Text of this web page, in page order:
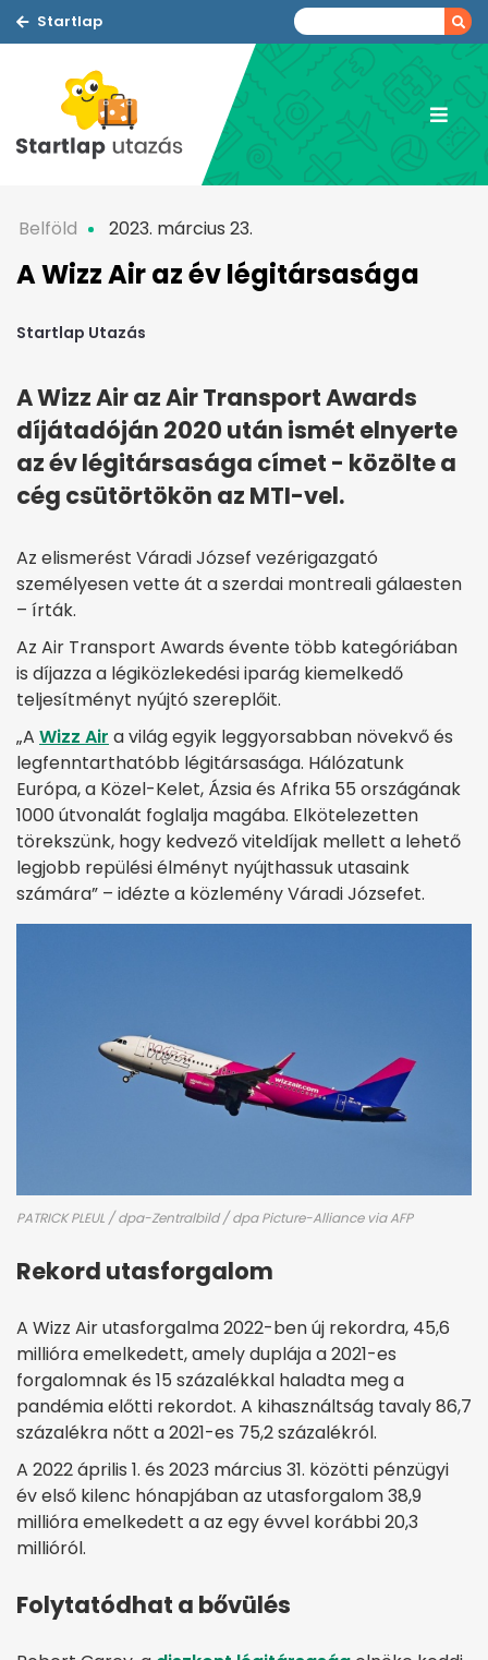
Startlap
Belföld 2023. március 23.
A Wizz Air az év légitársasága
Startlap Utazás
A Wizz Air az Air Transport Awards
díjátadóján 2020 után ismét elnyerte
az év légitársasága címet - közölte a
cég csütörtökön az MTI-vel.
Az elismerést Váradi József vezérigazgató
személyesen vette át a szerdai montreali gálaesten
– írták.
Az Air Transport Awards évente több kategóriában
is díjazza a légiközlekedési iparág kiemelkedő
teljesítményt nyújtó szereplőit.
„A Wizz Air a világ egyik leggyorsabban növekvő és
legfenntarthatóbb légitársasága. Hálózatunk
Európa, a Közel-Kelet, Ázsia és Afrika 55 országának
1000 útvonalát foglalja magába. Elkötelezetten
törekszünk, hogy kedvező viteldíjak mellett a lehető
legjobb repülési élményt nyújthassuk utasaink
számára” – idézte a közlemény Váradi Józsefet.
PATRICK PLEUL / dpa-Zentralbild / dpa Picture-Alliance via AFP
Rekord utasforgalom
A Wizz Air utasforgalma 2022-ben új rekordra, 45,6
millióra emelkedett, amely duplája a 2021-es
forgalomnak és 15 százalékkal haladta meg a
pandémia előtti rekordot. A kihasználtság tavaly 86,7
százalékra nőtt a 2021-es 75,2 százalékról.
A 2022 április 1. és 2023 március 31. közötti pénzügyi
év első kilenc hónapjában az utasforgalom 38,9
millióra emelkedett a az egy évvel korábbi 20,3
millióról.
Folytatódhat a bővülés